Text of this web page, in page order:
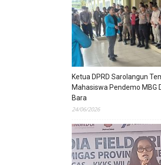
Ketua DPRD Sarolangun
Mahasiswa Pendemo MBG
Bara
24/06/2026